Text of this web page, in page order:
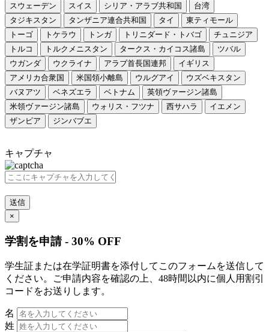
スウェーデン
スイス シリア・アラブ共和国
台湾
タジキスタン
タンザニア連合共和国 タイ
東ティモール
トーゴ
トケラウ トンガ トリニダード・トバゴ
チュニジア
トルコ
トルクメニスタン タークス・カイコス諸島
ツバル
ウガンダ
ウクライナ アラブ首長国連邦
イギリス
アメリカ合衆国
米国領小離島 ウルグアイ
ウズベキスタン
バヌアツ
ベネズエラ ベトナム
英領ヴァージン諸島
米領ヴァージン諸島
ウォリス・フツナ 西サハラ
イエメン
ザンビア
ジンバブエ
キャプチャ
送信
×
学割を申請 - 30% OFF
学生証または在学証明書を添付してこのフォームを送信して
ください。ご申請内容を確認の上、48時間以内に個人用割引
コードをお送りします。
名
姓